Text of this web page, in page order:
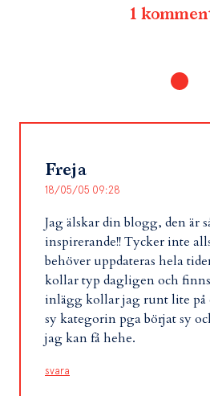
1
Freja
18/05/05 09:28
Jag älskar din blogg, den är
inspirerande!! Tycker inte
behöver uppdateras hela
kollar typ dagligen och
inlägg kollar jag runt lite på
sy kategorin pga börjat sy
jag kan få hehe.
svara